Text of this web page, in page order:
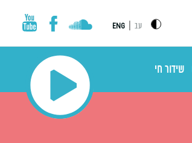
עב ENG
שידור חי